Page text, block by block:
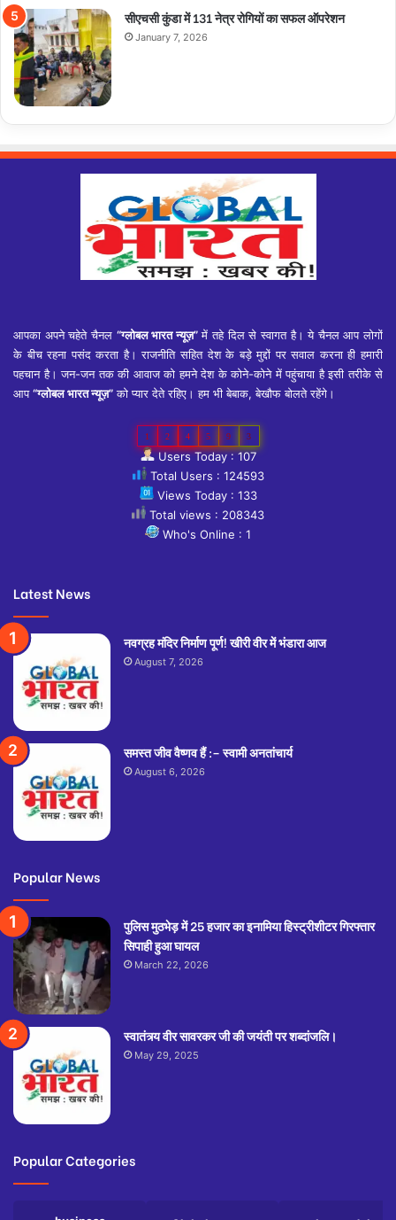
सीएचसी कुंडा में 131 नेत्र रोगियों का सफल ऑपरेशन
January 7, 2026
आपका अपने चहेते चैनल “ग्लोबल भारत न्यूज़”में तहे दिल से स्वागत है। ये चैनल आप लोगों
के बीच रहना पसंद करता है। राजनीति सहित देश के बड़े मुद्दों पर सवाल करना ही हमारी
पहचान है। जन-जन तक की आवाज को हमने देश के कोने-कोने में पहुंचाया है इसी तरीके से
आप“ग्लोबल भारत न्यूज़”को प्यार देते रहिए। हम भी बेबाक, बेखौफ बोलते रहेंगे।
1 2 4 5 9 3
Users Today : 107
Total Users : 124593
Views Today : 133
Total views : 208343
Who's Online : 1
Latest News
नवग्रह मंदिर निर्माण पूर्ण! खीरी वीर में भंडारा आज
August 7, 2026
समस्त जीव वैष्णव हैं :– स्वामी अनतांचार्य
August 6, 2026
Popular News
पुलिस मुठभेड़ में 25 हजार का इनामिया हिस्ट्रीशीटर गिरफ्तार
सिपाही हुआ घायल
March 22, 2026
स्वातंत्र्य वीर सावरकर जी की जयंती पर शब्दांजलि।
May 29, 2025
Popular Categories